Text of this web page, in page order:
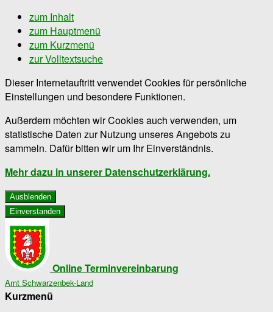
zum Inhalt
zum Hauptmenü
zum Kurzmenü
zur Volltextsuche
Dieser Internetauftritt verwendet Cookies für persönliche
Einstellungen und besondere Funktionen.
Außerdem möchten wir Cookies auch verwenden, um
statistische Daten zur Nutzung unseres Angebots zu
sammeln. Dafür bitten wir um Ihr Einverständnis.
Mehr dazu in unserer Datenschutzerklärung.
Ausblenden
Einverstanden
Online Terminvereinbarung
Amt Schwarzenbek-Land
Kurzmenü